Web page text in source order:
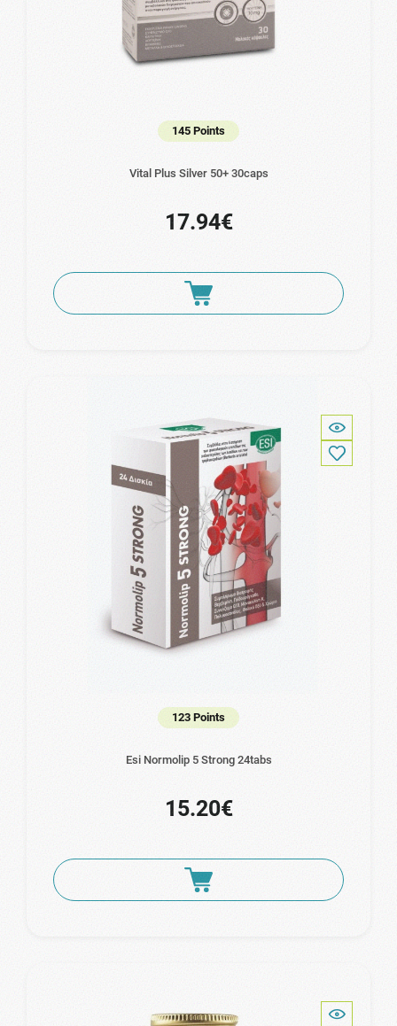
145 Points
Vital Plus Silver 50+ 30caps
17.94€
123 Points
Esi Normolip 5 Strong 24tabs
15.20€